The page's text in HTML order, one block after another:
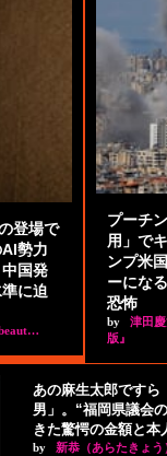
登場で
勢力
国発
に迫
プーチ
用」で
ンプ米
ーにな
恐怖
by
津田
版』
あの麻生太郎ですら
男」。“福岡県議会
きた驚愕の金額と本
by
新恭（あらたきょ